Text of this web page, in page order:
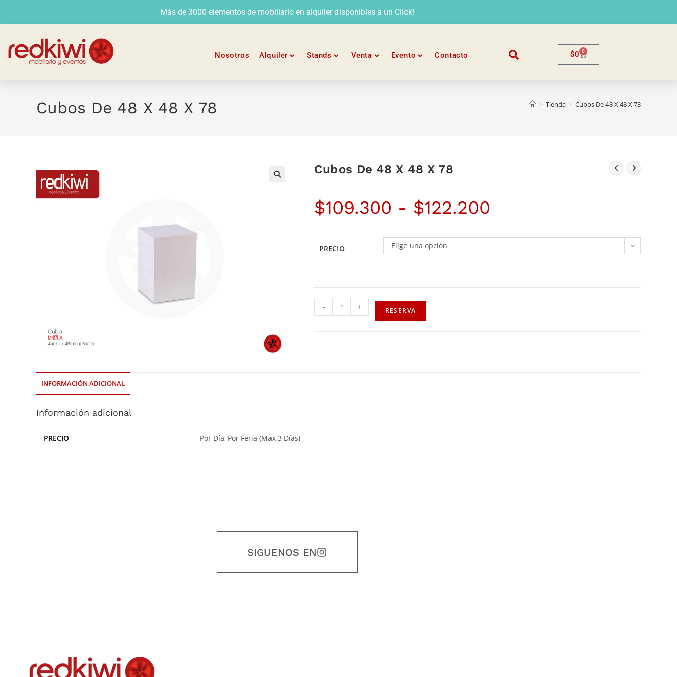
Más de 3000 elementos de mobiliario en alquiler disponibles a un Click!
Nosotros Alquiler Stands Venta Evento Contacto $0 0
Cubos De 48 X 48 X 78 > Tienda > Cubos De 48 X 48 X 78
Cubos De 48 X 48 X 78
$109.300 - $122.200
PRECIO Elige una opción
- + RESERVA
INFORMACIÓN ADICIONAL
Información adicional
PRECIO Por Día, Por Feria (Max 3 Días)
SIGUENOS EN